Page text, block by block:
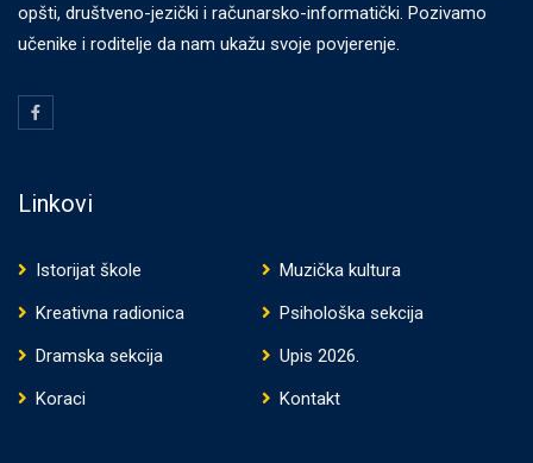
opšti, društveno-jezički i računarsko-informatički. Pozivamo
učenike i roditelje da nam ukažu svoje povjerenje.
Linkovi
Istorijat škole
Muzička kultura
Kreativna radionica
Psihološka sekcija
Dramska sekcija
Upis 2026.
Koraci
Kontakt